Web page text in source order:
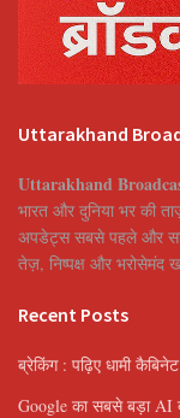
Uttarakhand
Uttarakhand
भारत और दुनिया भर की
अपडेट्स सबसे पहले और
तेज़, निष्पक्ष और भरोसेमंद
Recent Posts
ब्रेकिंग : पढ़िए धामी
Google का सबसे बड़ा AI